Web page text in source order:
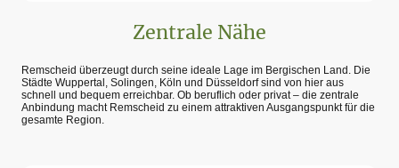
Zentrale Nähe
Remscheid überzeugt durch seine ideale Lage im Bergischen Land. Die
Städte Wuppertal, Solingen, Köln und Düsseldorf sind von hier aus
schnell und bequem erreichbar. Ob beruflich oder privat – die zentrale
Anbindung macht Remscheid zu einem attraktiven Ausgangspunkt für die
gesamte Region.